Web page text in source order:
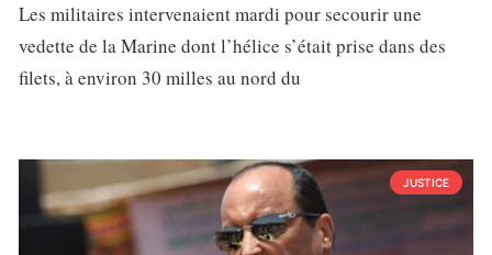
Les militaires intervenaient mardi pour secourir une
vedette de la Marine dont l’hélice s’était prise dans des
filets, à environ 30 milles au nord du
JUSTICE